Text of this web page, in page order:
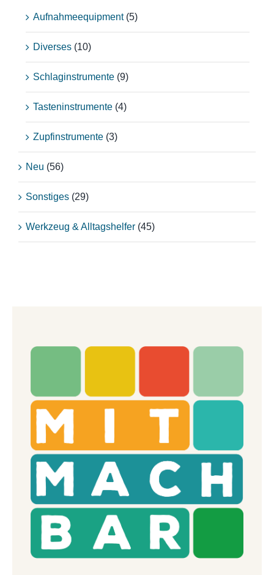
Aufnahmeequipment (5)
Diverses (10)
Schlaginstrumente (9)
Tasteninstrumente (4)
Zupfinstrumente (3)
Neu (56)
Sonstiges (29)
Werkzeug & Alltagshelfer (45)